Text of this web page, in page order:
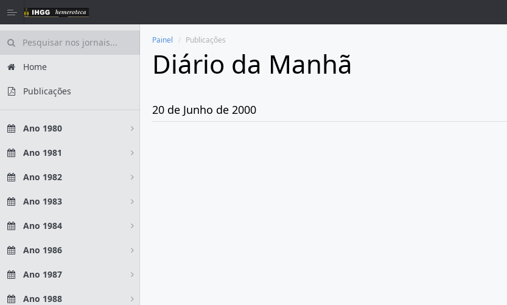
Home
Publicações
Ano 1980
Ano 1981
Ano 1982
Ano 1983
Ano 1984
Ano 1986
Ano 1987
Ano 1988
Painel Publicações
Diário da Manhã
20 de Junho de 2000